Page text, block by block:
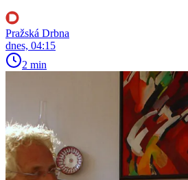
Pražská Drbna
dnes, 04:15
2 min